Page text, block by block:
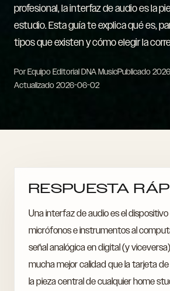
profesional, la interfaz de audio es la
estudio. Esta guía te explica qué es,
tipos que existen y cómo elegir la
Por Equipo Editorial DNA MusicPublicado
Actualizado2026-06-02
RESPUESTA
Una interfaz de audio es el
micrófonos e instrumentos al
señal analógica en digital (y
mucha mejor calidad que la tarjeta
la pieza central de cualquier home